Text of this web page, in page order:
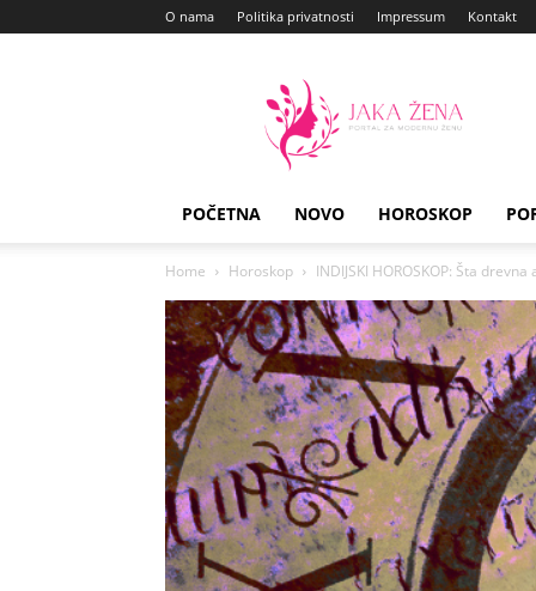
O nama Politika privatnosti Impressum Kontakt
Zena
POČETNA NOVO HOROSKOP
Home Horoskop INDIJSKI HOROSKOP: Šta